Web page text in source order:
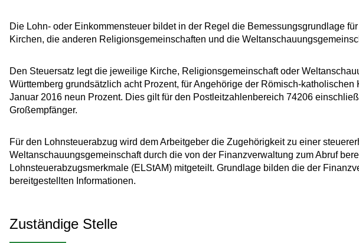
Die Lohn- oder Einkommensteuer bildet in der Regel die Bemessungsgrundlage
Kirchen, die anderen Religionsgemeinschaften und die
Den Steuersatz legt die jeweilige Kirche, Religionsgemeinschaft oder
Württemberg grundsätzlich acht Prozent, für Angehörige der Römisch-
Januar 2016 neun Prozent. Dies gilt für den Postleitzahlenbereich 74206
Großempfänger.
Für den Lohnsteuerabzug wird dem Arbeitgeber die Zugehörigkeit zu einer
Weltanschauungsgemeinschaft durch die von der Finanzverwaltung zum Abruf
Lohnsteuerabzugsmerkmale (ELStAM) mitgeteilt. Grundlage bilden die der
bereitgestellten Informationen.
Zuständige Stelle